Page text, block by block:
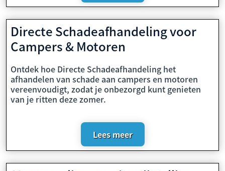
Directe Schadeafhandeling voor
Campers & Motoren
Ontdek hoe Directe Schadeafhandeling het
afhandelen van schade aan campers en motoren
vereenvoudigt, zodat je onbezorgd kunt genieten
van je ritten deze zomer.
Lees meer